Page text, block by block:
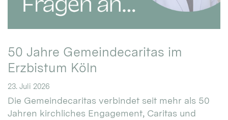
50 Jahre Gemeindecaritas im
Erzbistum Köln
23. Juli 2026
Die Gemeindecaritas verbindet seit mehr als 50
Jahren kirchliches Engagement, Caritas und